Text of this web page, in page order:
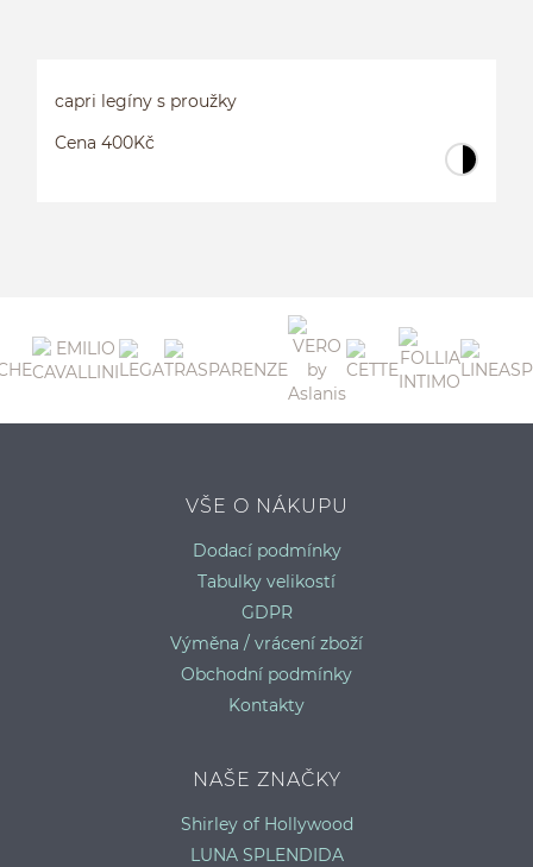
capri legíny s proužky
Cena 400Kč
VŠE O NÁKUPU
Dodací podmínky
Tabulky velikostí
GDPR
Výměna / vrácení zboží
Obchodní podmínky
Kontakty
NAŠE ZNAČKY
Shirley of Hollywood
LUNA SPLENDIDA